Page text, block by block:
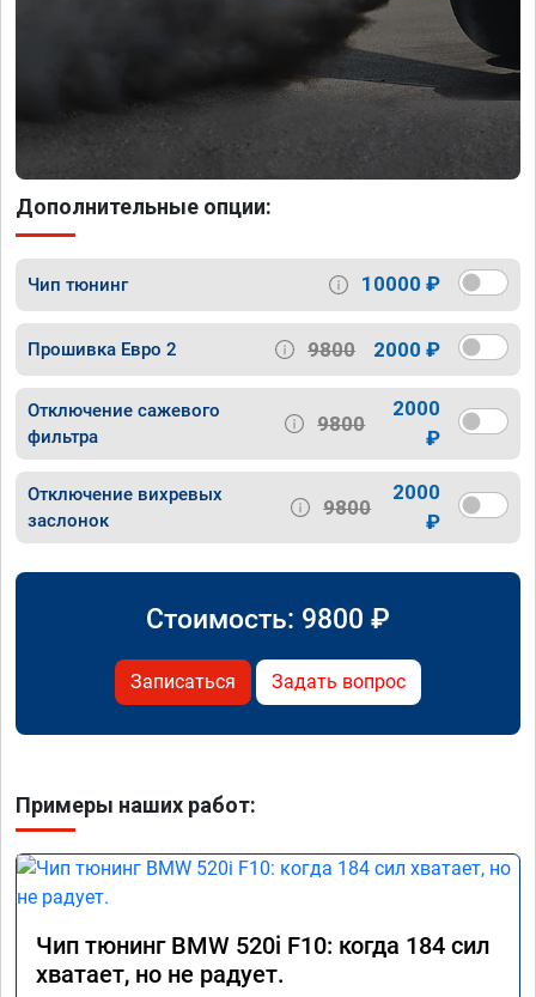
Дополнительные опции:
Чип тюнинг 10000 ₽
Прошивка Евро 2 9800 2000 ₽
Отключение сажевого
фильтра
9800
2000
₽
Отключение вихревых
заслонок
9800
2000
₽
Стоимость: 9800 ₽
Записаться Задать вопрос
Примеры наших работ:
Чип тюнинг BMW 520i F10: когда 184 сил
хватает, но не радует.